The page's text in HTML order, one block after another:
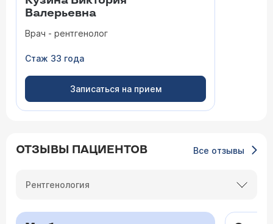
Валерьевна
Врач - рентгенолог
Стаж 33 года
Записаться на прием
ОТЗЫВЫ ПАЦИЕНТОВ Все отзывы
Рентгенология